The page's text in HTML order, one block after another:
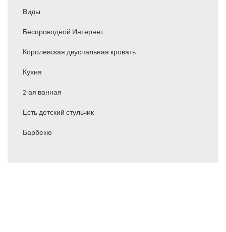
Виды
Беспроводной Интернет
Королевская двуспальная кровать
Кухня
2-ая ванная
Есть детский стульчик
Барбекю